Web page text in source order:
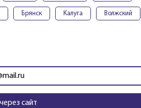
Брянск Калуга Волжский
сайт